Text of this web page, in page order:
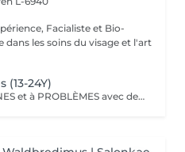
Facialiste et Bio-
dans les soins du visage et l'art
(13-24Y)
Un soin pour des PEAUX JEUNES et à PROBLÈMES avec des produits 100% BIO (anti inflammatoire, calmant et cicatrisant). L'accent est mis sur le nettoyage avec désincrustation profonde des impuretés.